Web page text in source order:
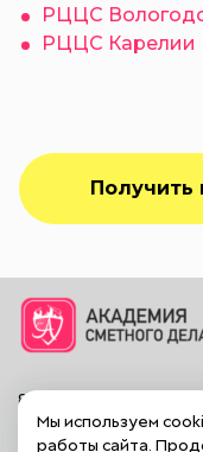
РЦЦС
РЦЦС Карелии
Получить
8 (800) 350-46-82
info@academia-bti.ru
Мы используем
работы сайта.